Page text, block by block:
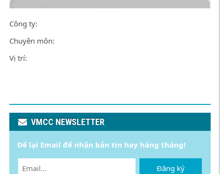
Công ty:
Chuyên môn:
Vị trí:
VMCC NEWSLETTER
Để lại Email để nhận bản tin hay hàng tháng!
Đăng ký